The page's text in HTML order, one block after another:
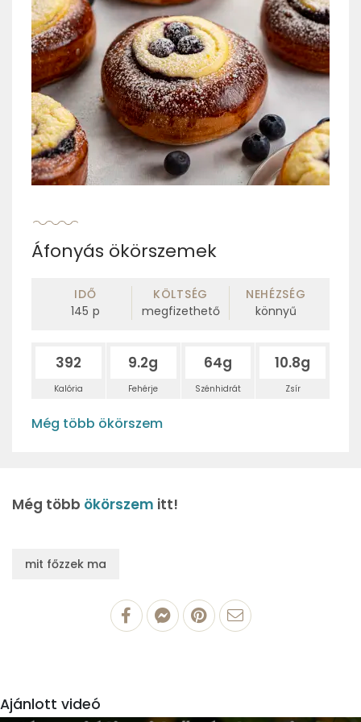
Áfonyás ökörszemek
IDŐ
145 p
KÖLTSÉG
megfizethető
NEHÉZSÉG
könnyű
392
Kalória
9.2g
Fehérje
64g
Szénhidrát
10.8g
Zsír
Még több ökörszem
Még több ökörszem itt!
mit főzzek ma
Ajánlott videó